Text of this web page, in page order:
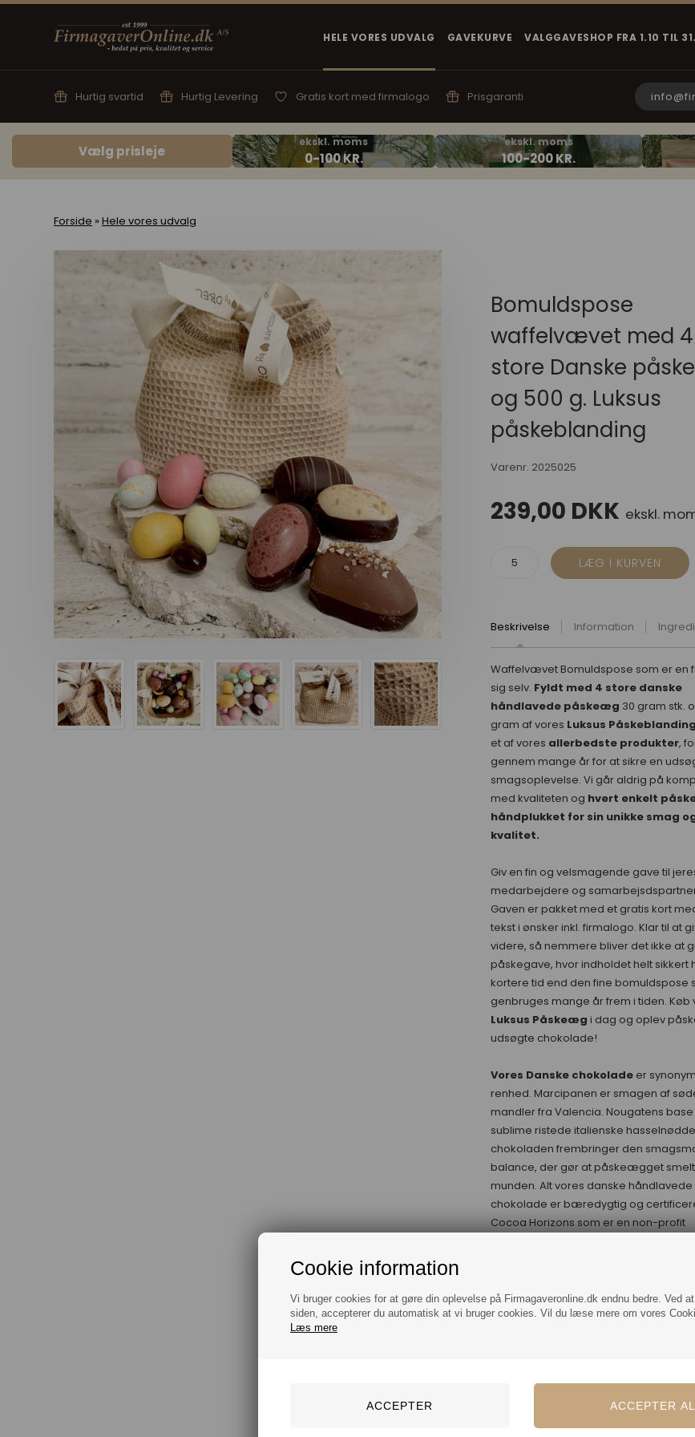
Cookie information
Vi bruger cookies for at gøre din oplevelse på Firmagaveronline.dk endnu bedre. Ved
siden, accepterer du automatisk at vi bruger cookies. Vil du læse mere om vores
Læs mere
HELE VORES UDVALG GAVEKURVE VALGGAVESHOP FRA 1.10 TIL
Hurtig svartid Hurtig Levering Gratis kort med firmalogo Prisgaranti
Vælg prisleje
Forside »Hele vores udvalg
Bomuldspose
waffelvævet med 4
store Danske
og 500 g. Luksus
påskeblanding
Varenr. 2025025
239,00 DKK ekskl.
Beskrivelse Information
Waffelvævet Bomuldspose som er en
sig selv. Fyldt med 4 store danske
håndlavede påskeæg 30 gram stk.
gram af vores Luksus Påskeblanding
et af vores allerbedste produkter,
gennem mange år for at sikre en
smagsoplevelse. Vi går aldrig på
med kvaliteten og hvert enkelt
håndplukket for sin unikke smag
kvalitet.
Giv en fin og velsmagende gave til
medarbejdere og
Gaven er pakket med et gratis kort
tekst i ønsker inkl. firmalogo. Klar til at
videre, så nemmere bliver det ikke at
påskegave, hvor indholdet helt sikkert
kortere tid end den fine bomuldspose
genbruges mange år frem i tiden. Køb
Luksus Påskeæg i dag og oplev
udsøgte chokolade!
Vores Danske chokoladeer
renhed. Marcipanen er smagen af
mandler fra Valencia. Nougatens
sublime ristede italienske
chokoladen frembringer den
balance, der gør at påskeægget
munden. Alt vores danske håndlavede
chokolade er bæredygtig og
Cocoa Horizons som er en non-profit
Luksus påskeblandingen
kompromis med kvaliteten oghvert
påskeæg er håndplukket for sin
smag og kvalitet.Se varianter